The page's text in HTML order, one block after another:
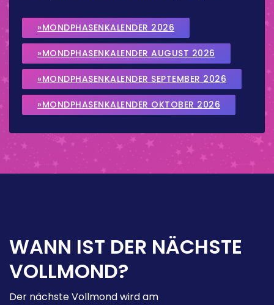
»MONDPHASENKALENDER 2026
»MONDPHASENKALENDER AUGUST 2026
»MONDPHASENKALENDER SEPTEMBER 2026
»MONDPHASENKALENDER OKTOBER 2026
WANN IST DER NÄCHSTE
VOLLMOND?
Der nächste Vollmond wird am